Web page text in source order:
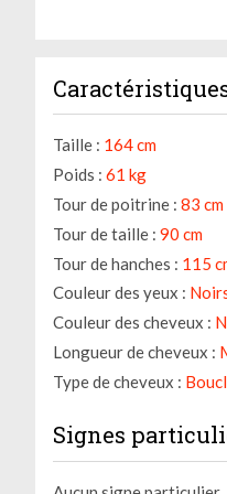
Taille : 164 cm
Poids : 61 kg
Tour de poitrine : 83 cm
Tour de taille : 90 cm
Tour de hanches : 115
Couleur des yeux :
Couleur des cheveux :
Longueur de cheveux :
Type de cheveux :
Signes
Gestion des cookies
Nous utilisons des cookies
améliorent la performance
Faites-nous part de vos